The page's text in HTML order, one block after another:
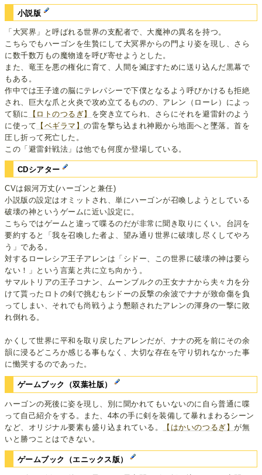
小説版
「大冥界」と呼ばれる世界の支配者で、大魔神の異名を持つ。
こちらでもハーゴンを生贄にして大冥界からの門より姿を現し、さら
に数千数万もの魔物達を呼び寄せようとした。
また、竜王を悪の権化に育て、人間を滅ぼすために送り込んだ黒幕で
もある。
作中では王子達の脳にテレパシーで下僕となるよう呼びかけるも拒絶
され、巨大な爪と火炎で攻め立てるものの、アレン（ローレ）によっ
て額に
【ロトのつるぎ】 を突き立てられ、さらにそれを避雷針のよう
に使って 【ベギラマ】の雷を撃ち込まれ神殿から地面へと墜落。首を
圧し折って死亡した。
この「避雷針戦法」は他でも何度か登場している。
CDシアター
CVは銀河万丈(ハーゴンと兼任)
小説版の設定はオミットされ、単にハーゴンが召喚しようとしている
破壊の神というゲームに近い設定に。
こちらではゲームと違って喋るのだが非常に聞き取りにくい。台詞を
要約すると「我を召喚した者よ、望み通り世界に破壊し尽くしてやろ
う」である。
対するローレシア王子アレンは「シドー、この世界に破壊の神は要ら
ない！」という言葉と共に立ち向かう。
サマルトリアの王子コナン、ムーンブルクの王女ナナから夫々力を分
けて貰ったロトの剣で挑むもシドーの反撃の余波でナナが致命傷を負
ってしまい、それでも尚戦うよう懇願されたアレンの渾身の一撃に敗
れ倒れる。
かくして世界に平和を取り戻したアレンだが、ナナの死を前にその余
韻に浸るどころか感じる事もなく、大切な存在を守り切れなかった事
に慟哭するのであった。
ゲームブック（双葉社版）
ハーゴンの死後に姿を現し、別に聞かれてもいないのに自ら普通に喋
って自己紹介をする。また、4本の手に剣を装備して暴れまわるシーン
など、オリジナル要素も盛り込まれている。
【はかいのつるぎ】が無
いと勝つことはできない。
ゲームブック（エニックス版）